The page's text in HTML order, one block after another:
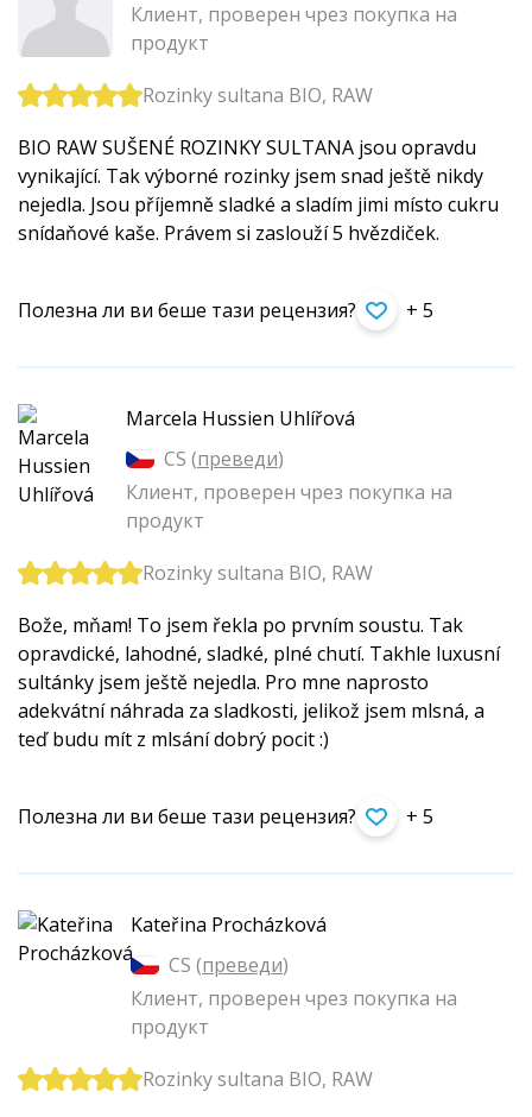
Клиент, проверен чрез покупка на
продукт
Rozinky sultana BIO, RAW
BIO RAW SUŠENÉ ROZINKY SULTANA jsou opravdu
vynikající. Tak výborné rozinky jsem snad ještě nikdy
nejedla. Jsou příjemně sladké a sladím jimi místo cukru
snídaňové kaše. Právem si zaslouží 5 hvězdiček.
Полезна ли ви беше тази рецензия? + 5
Marcela Hussien Uhlířová
CS (преведи)
Клиент, проверен чрез покупка на
продукт
Rozinky sultana BIO, RAW
Bože, mňam! To jsem řekla po prvním soustu. Tak
opravdické, lahodné, sladké, plné chutí. Takhle luxusní
sultánky jsem ještě nejedla. Pro mne naprosto
adekvátní náhrada za sladkosti, jelikož jsem mlsná, a
teď budu mít z mlsání dobrý pocit :)
Полезна ли ви беше тази рецензия? + 5
Kateřina Procházková
CS (преведи)
Клиент, проверен чрез покупка на
продукт
Rozinky sultana BIO, RAW